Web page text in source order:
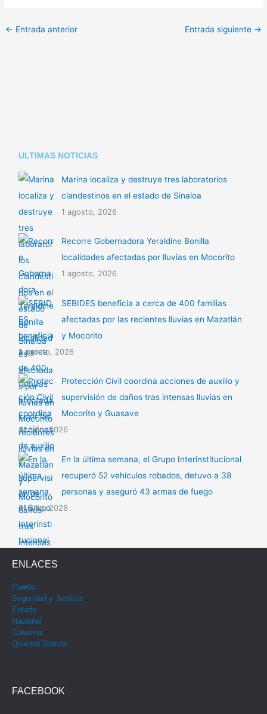
p
y
at
s
← Entrada anterior Entrada siguiente →
ULTIMAS NOTICIAS
Marina localiza y destruye tres laboratorios
clandestinos en el estado de Sinaloa
1 agosto, 2026
Recorre Gobernadora Yeraldine Bonilla
localidades afectadas por lluvias en Mocorito
1 agosto, 2026
SEBIDES beneficia a cerca de 400 familias
afectadas por las recientes lluvias en Mazatlán
y Mocorito
1 agosto, 2026
Protección Civil coordina acciones de auxilio y
supervisión de daños tras intensas lluvias en
Mocorito y Guasave
31 julio, 2026
En la última semana, el Grupo Interinstitucional
recuperó 52 vehículos robados, detuvo a 38
personas y aseguró 43 armas de fuego
31 julio, 2026
ENLACES
Puerto
Seguridad y Justicia
Estado
Nacional
Columna
Quienes Somos
FACEBOOK